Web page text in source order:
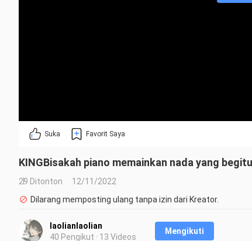
Suka Favorit Saya
KINGBisakah piano memainkan nada yang
29 Ditonton
12/11/2022
Dilarang memposting ulang tanpa izin dari Kreator.
laolianlaolian
40 Pengikut · 13 Videos
Mengikuti